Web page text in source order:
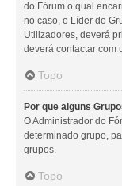
do Fórum o qual
no caso, o Líder do
Utilizadores, deverá
deverá contactar com
Topo
Por que alguns
O Administrador do
determinado grupo,
grupos.
Topo